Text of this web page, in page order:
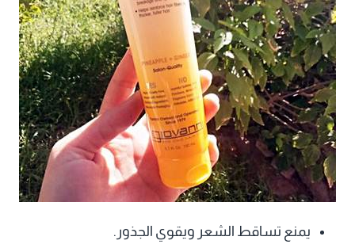
يمنع تساقط الشعر ويقوي الجذور.